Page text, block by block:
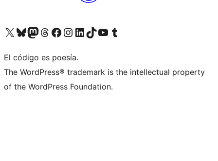
Visita nuestra cuenta de X (anteriormente Twitter)
Visita nuestra cuenta de Bluesky
Visita nuestra cuenta de Mastodon
Visita nuestra cuenta de Threads
Visita nuestra página de Facebook
Visita nuestra cuenta de Instagram
Visita nuestra cuenta de LinkedIn
Visita nuestra cuenta de TikTok
Visita nuestro canal de YouTube
Visita nuestra cuenta de Tumblr
El código es poesía.
The WordPress® trademark is the intellectual property
of the WordPress Foundation.